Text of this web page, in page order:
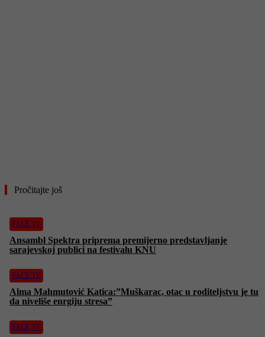
Pročitajte još
FACE TV
Ansambl Spektra priprema premijerno predstavljanje
sarajevskoj publici na festivalu KNU
FACE TV
Alma Mahmutović Katica:”Muškarac, otac u roditeljstvu je tu
da niveliše enrgiju stresa”
FACE TV